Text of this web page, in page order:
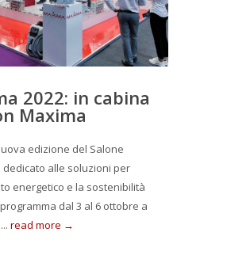
2022: in cabina
Maxima
edizione del Salone
alle soluzioni per
energetico e la sostenibilità
dal 3 al 6 ottobre a
read more →